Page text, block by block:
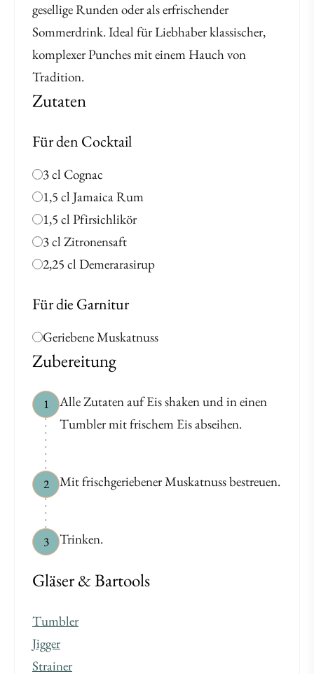
gesellige Runden oder als erfrischender
Sommerdrink. Ideal für Liebhaber klassischer,
komplexer Punches mit einem Hauch von
Tradition.
Zutaten
Für den Cocktail
3 cl Cognac
1,5 cl Jamaica Rum
1,5 cl Pfirsichlikör
3 cl Zitronensaft
2,25 cl Demerarasirup
Für die Garnitur
Geriebene Muskatnuss
Zubereitung
1
Alle Zutaten auf Eis shaken und in einen
Tumbler mit frischem Eis abseihen.
2 Mit frischgeriebener Muskatnuss bestreuen.
3 Trinken.
Gläser & Bartools
Tumbler
Jigger
Strainer